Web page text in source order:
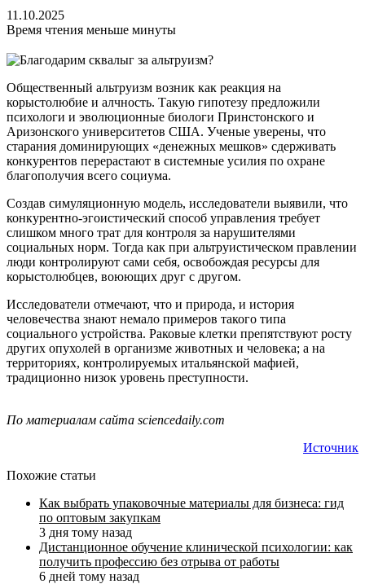
11.10.2025
Время чтения меньше минуты
Общественный альтруизм возник как реакция на
корыстолюбие и алчность. Такую гипотезу предложили
психологи и эволюционные биологи Принстонского и
Аризонского университетов США. Ученые уверены, что
старания доминирующих «денежных мешков» сдерживать
конкурентов перерастают в системные усилия по охране
благополучия всего социума.
Создав симуляционную модель, исследователи выявили, что
конкурентно-эгоистический способ управления требует
слишком много трат для контроля за нарушителями
социальных норм. Тогда как при альтруистическом правлении
люди контролируют сами себя, освобождая ресурсы для
корыстолюбцев, воюющих друг с другом.
Исследователи отмечают, что и природа, и история
человечества знают немало примеров такого типа
социального устройства. Раковые клетки препятствуют росту
других опухолей в организме животных и человека; а на
территориях, контролируемых итальянской мафией,
традиционно низок уровень преступности.
По материалам сайта sciencedaily.com
Источник
Похожие статьи
Как выбрать упаковочные материалы для бизнеса: гид
по оптовым закупкам
3 дня тому назад
Дистанционное обучение клинической психологии: как
получить профессию без отрыва от работы
6 дней тому назад